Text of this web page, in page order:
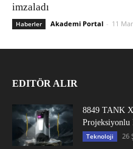
imzaladı
Haberler Akademi Portal - 11
EDITÖR ALIR
8849 TANK
Projeksiyonlu
Teknoloji 26